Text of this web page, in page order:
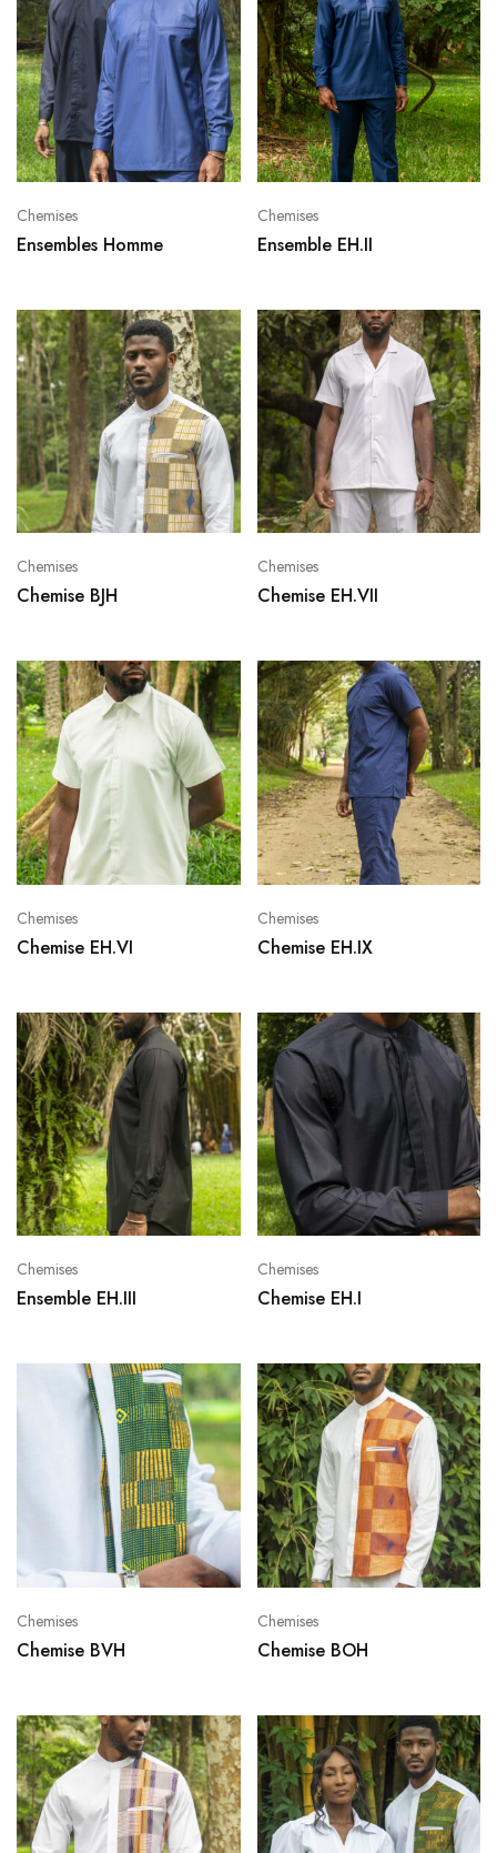
Chemises
Ensembles Homme
Chemises
Ensemble EH.II
Chemises
Chemise BJH
Chemises
Chemise EH.VII
Chemises
Chemise EH.VI
Chemises
Chemise EH.IX
Chemises
Ensemble EH.III
Chemises
Chemise EH.I
Chemises
Chemise BVH
Chemises
Chemise BOH